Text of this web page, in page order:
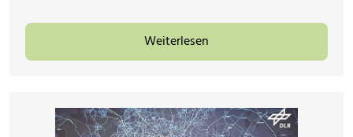
Weiterlesen